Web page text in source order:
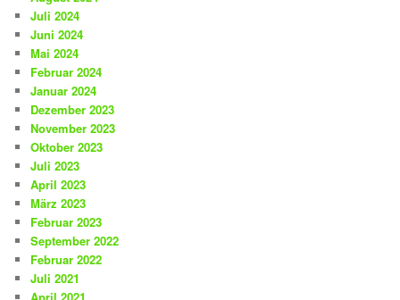
Juli 2024
Juni 2024
Mai 2024
Februar 2024
Januar 2024
Dezember 2023
November 2023
Oktober 2023
Juli 2023
April 2023
März 2023
Februar 2023
September 2022
Februar 2022
Juli 2021
April 2021